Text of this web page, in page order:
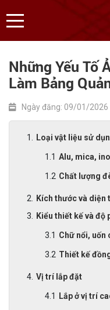
Những Yếu Tố
Làm Bảng
Ngày đăng: 09/01/2026
Loại vật liệu sử
Alu, mica,
Chất lượng
Kích thước và diện
Kiểu thiết kế và độ
Chữ nổi, uốn
Thiết kế
Vị trí lắp đặt
Lắp ở vị trí